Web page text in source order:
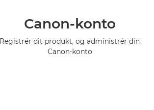
Canon-konto
Registrér dit produkt, og administrér din
Canon-konto